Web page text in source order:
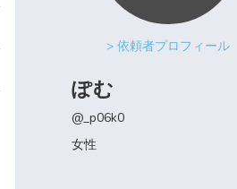
> 依頼者プロフィール
ぽむ
@_p06k0
女性